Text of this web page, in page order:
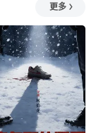
更多